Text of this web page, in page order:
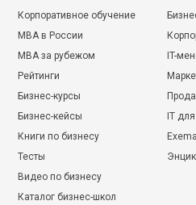
Корпоративное обучение
MBA в России
MBA за рубежом
Рейтинги
Бизнес-курсы
Бизнес-кейсы
Книги по бизнесу
Тесты
Видео по бизнесу
Каталог бизнес-школ
IT-
IT